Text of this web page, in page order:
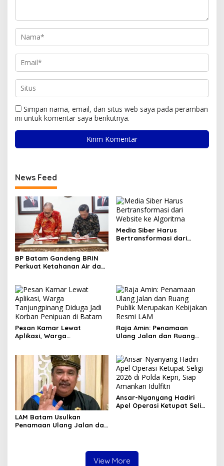
Simpan nama, email, dan situs web saya pada peramban
ini untuk komentar saya berikutnya.
News Feed
BP Batam Gandeng BRIN
Perkuat Ketahanan Air dan
Media Siber Harus
Bertransformasi dari
Pesan Kamar Lewat
Aplikasi, Warga
Raja Amin: Penamaan
Ulang Jalan dan Ruang
LAM Batam Usulkan
Penamaan Ulang Jalan dan
Ansar-Nyanyang Hadiri
Apel Operasi Ketupat Seligi
View More